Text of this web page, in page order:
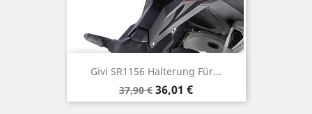
Givi SR1156 Halterung Für...
Verkaufspreis
37,90 € Preis
36,01 €